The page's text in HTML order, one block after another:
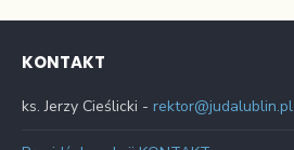
KONTAKT
ks. Jerzy Cieślicki - rektor@judalublin.pl